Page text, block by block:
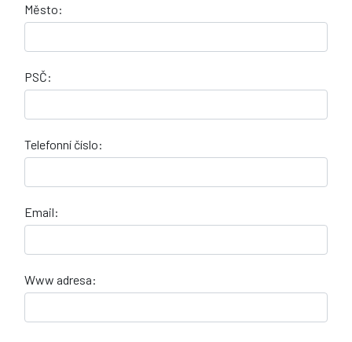
Město:
PSČ:
Telefonní číslo:
Email:
Www adresa: